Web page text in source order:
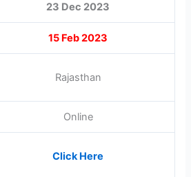
23 Dec 2023
15 Feb 2023
Rajasthan
Online
Click Here